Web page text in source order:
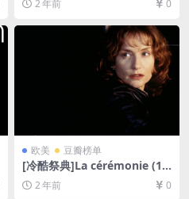
资源][网盘在线播放/下载][MP
4/4.2GB][中文字幕]
2 年前 0
欧美 豆瓣榜单
[冷酷祭典]La cérémonie (19
95)[百度网盘+夸克网盘1080P
超清未删减资源][网盘在线播
2 年前 0